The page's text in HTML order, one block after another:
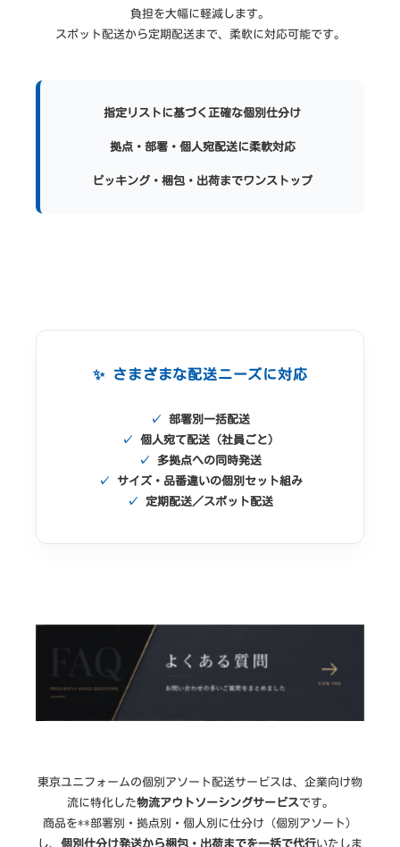
負担を大幅に軽減します。
スポット配送から定期配送まで、柔軟に対応可能です。
指定リストに基づく正確な個別仕分け
拠点・部署・個人宛配送に柔軟対応
ピッキング・梱包・出荷までワンストップ
✨ さまざまな配送ニーズに対応
✓
部署別一括配送
✓
個人宛て配送（社員ごと）
✓
多拠点への同時発送
✓
サイズ・品番違いの個別セット組み
✓
定期配送／スポット配送
東京ユニフォームの個別アソート配送サービスは、企業向け物
流に特化した物流アウトソーシングサービスです。
商品を**部署別・拠点別・個人別に仕分け（個別アソート）
し、 個別仕分け発送から梱包・出荷までを一括で代行いたしま